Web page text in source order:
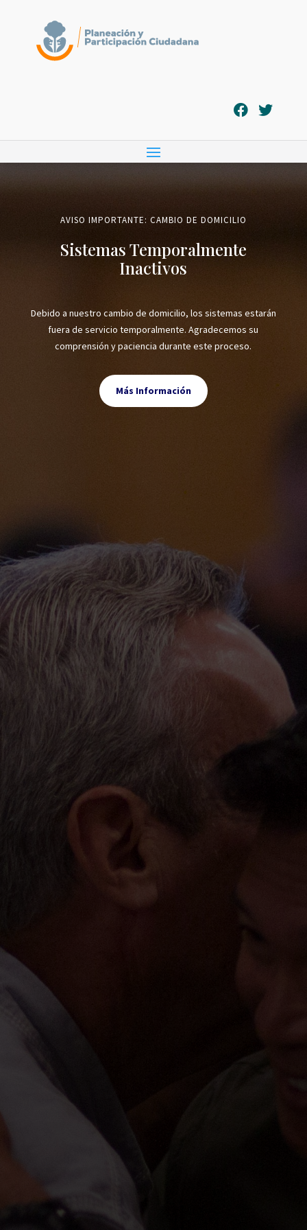
AVISO IMPORTANTE: CAMBIO DE DOMICILIO
Sistemas Temporalmente
Inactivos
Debido a nuestro cambio de domicilio, los sistemas estarán
fuera de servicio temporalmente. Agradecemos su
comprensión y paciencia durante este proceso.
Más Información